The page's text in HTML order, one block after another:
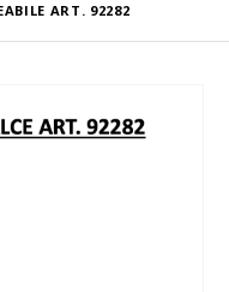
ART. 92282